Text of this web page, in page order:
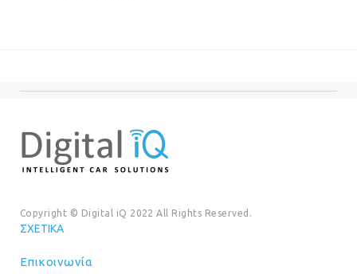
Copyright © Digital iQ 2022 All Rights Reserved.
ΣΧΕΤΙΚΆ
Επικοινωνία